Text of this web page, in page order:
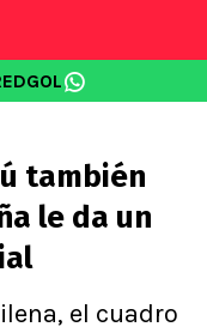
también
le da un
el cuadro